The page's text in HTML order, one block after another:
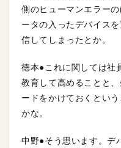
側のヒューマンエラー
ータの入ったデバイス
信してしまったとか。
徳本●これに関しては社
教育して高めることと
ードをかけておくとい
かな。
中野●そう思います。デ